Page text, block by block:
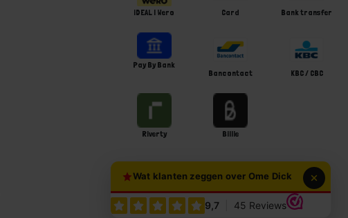
iDEAL | Wero Card Bank transfer
Pay By Bank
Bancontact
KBC / CBC
Riverty Billie
Wat klanten zeggen over Ome Dick